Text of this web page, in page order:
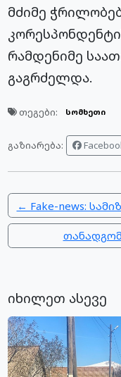
მძიმე
რამდენიმე
გაგრძელდა.
თეგები: სომხეთი
გაზიარება:
← Fake-news:
იხილეთ ასევე